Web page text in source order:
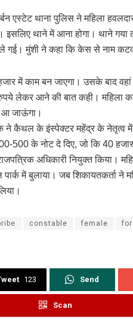
एस्टेट थाना पुलिस ने महिला
थाने में आना होगा। थाने गया
गई। मुंशी ने कहा कि केस से नाम
में काम बन जाएगा। उसके बाद
लेकर आने की बात कही। महिला
आ जाऊंगा।
ने कैथल के इंस्पेक्टर महेंद्र के नेतृत्व
500 के नोट दे दिए, जो कि 40
अधिकारी नियुक्त किया।
में बुलाया। जब शिकायतकर्ता ने
constable female for
123 Send
Scan